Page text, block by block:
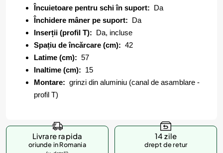
Încuietoare pentru schi în suport: Da
Închidere mâner pe suport: Da
Inserții (profil T): Da, incluse
Spațiu de încărcare (cm): 42
Latime (cm): 57
Inaltime (cm): 15
Montare: grinzi din aluminiu (canal de asamblare -
profil T)
Livrare rapida
oriunde in Romania
14 zile
drept de retur